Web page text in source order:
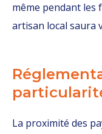
même pendant les
artisan local saura
La proximité des